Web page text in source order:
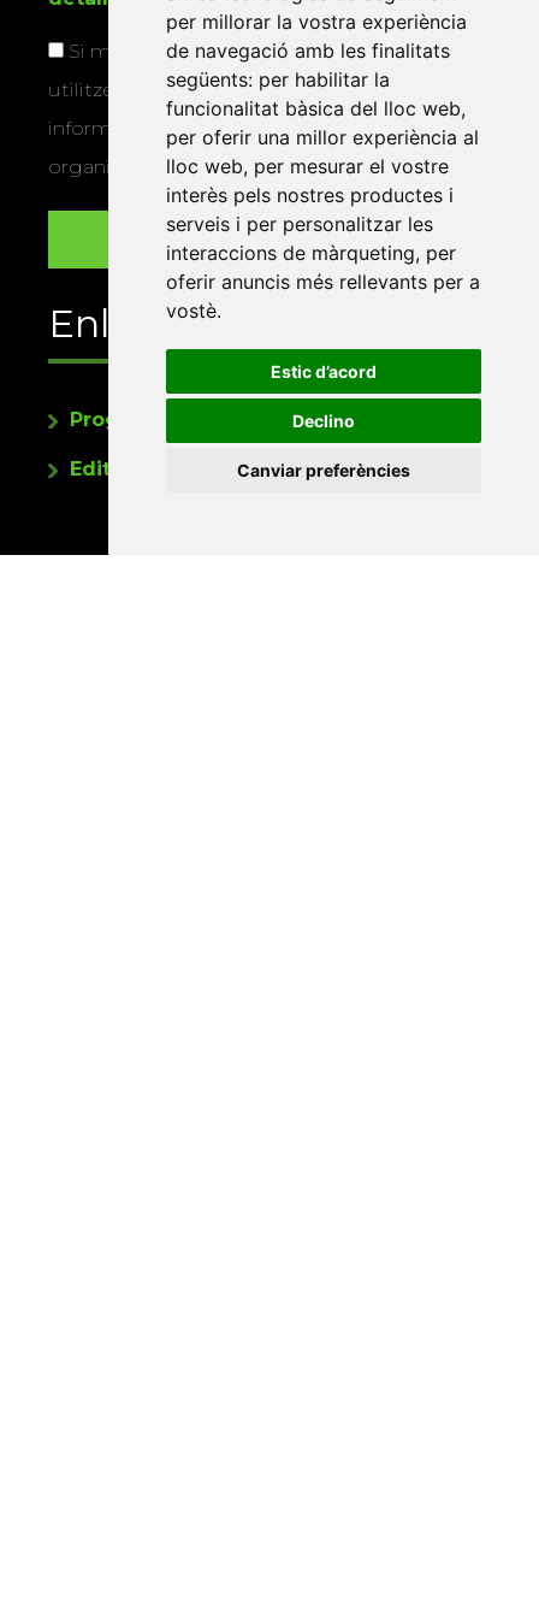
per millorar la vostra experiència
de navegació amb les finalitats
següents: per habilitar la
funcionalitat bàsica del lloc web,
per oferir una millor experiència al
lloc web, per mesurar el vostre
interès pels nostres productes i
serveis i per personalitzar les
interaccions de màrqueting, per
oferir anuncis més rellevants per a
vostè.
Estic d’acord
Declino
Canviar preferències
Si marqueu aquesta casella, consentiu que
utilitzem les vostres dades per a enviar-vos
informació sobre els actes i activitats que
organitza la Xarxa Vives.
Enllaços
Programa de publicacions
Editorials universitàries a Twitter